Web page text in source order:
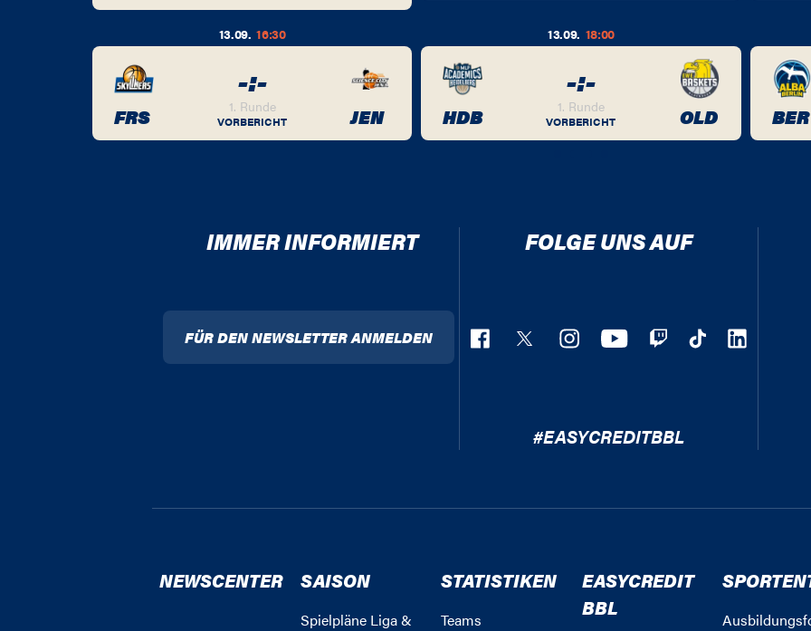
13.09. 16:30
FRS
-:-
1. Runde
VORBERICHT JEN
13.09. 18:00
HDB
-:-
1. Runde
VORBERICHT OLD BER
IMMER INFORMIERT
FÜR DEN NEWSLETTER ANMELDEN
FOLGE UNS AUF
#EASYCREDITBBL
NEWSCENTER SAISON
Spielpläne Liga &
STATISTIKEN
Teams
EASYCREDIT
BBL